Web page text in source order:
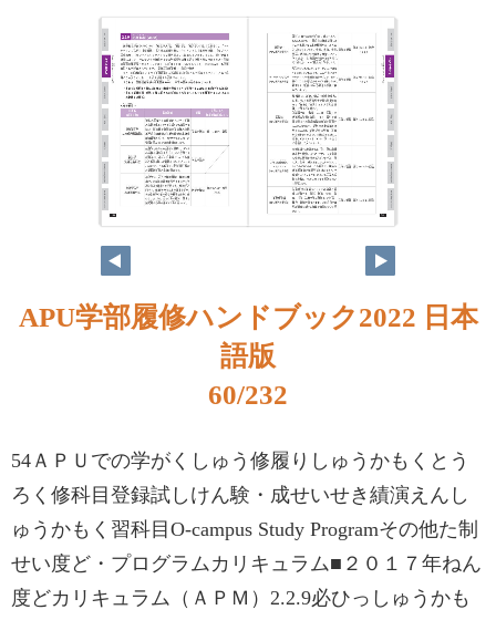
APU学部履修ハンドブック2022 日本
語版
60/232
54ＡＰＵでの学がくしゅう修履りしゅうかもくとう
ろく修科目登録試しけん験・成せいせき績演えんし
ゅうかもく習科目O-campus Study Programその他た制
せい度ど・プログラムカリキュラム■‌２０１７年ねん
度どカリキュラム（ＡＰＭ）2.2.9必ひっしゅうかも